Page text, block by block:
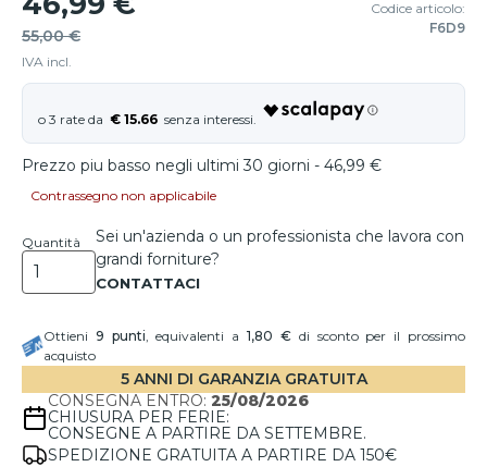
55,00 €
IVA incl.
Codice articolo:
F6D9
€ 15.66
Prezzo piu basso negli ultimi 30 giorni - 46,99 €
Contrassegno non applicabile
Quantità
Sei un'azienda o un professionista che lavora con
grandi forniture?
Ottieni 9 punti, equivalenti a1,80 €di sconto per il prossimo
acquisto
5 ANNI DI GARANZIA GRATUITA
CONSEGNA ENTRO: 25/08/2026
CHIUSURA PER FERIE:
CONSEGNE A PARTIRE DA SETTEMBRE.
SPEDIZIONE GRATUITA A PARTIRE DA 150€